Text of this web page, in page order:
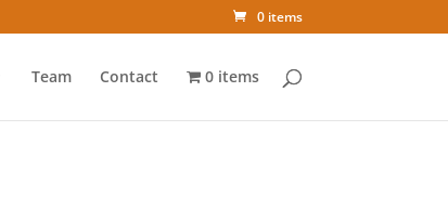
0 items
Team Contact 0 items